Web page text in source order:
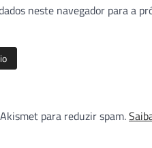
neste navegador para a
para reduzir spam.